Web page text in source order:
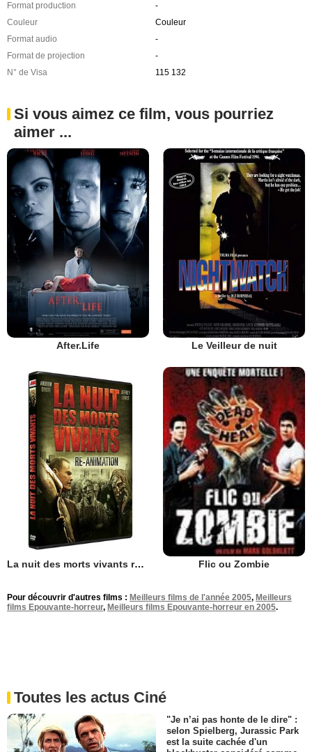
Format production
-
Couleur
Couleur
Format audio
-
Format de projection
-
N° de Visa
115 132
Si vous aimez ce film, vous pourriez
aimer ...
After.Life Le Veilleur de nuit
La nuit des morts vivants re-animation 3D 2012 Flic ou Zombie
Pour découvrir d'autres films : Meilleurs films de l'année 2005, Meilleurs
films Epouvante-horreur, Meilleurs films Epouvante-horreur en 2005.
Toutes les actus Ciné
"Je n’ai pas honte de le dire" :
selon Spielberg, Jurassic Park
est la suite cachée d'un